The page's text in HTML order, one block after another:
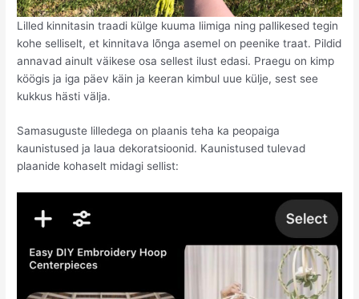
Lilled kinnitasin traadi külge kuuma liimiga ning pallikesed tegin
kohe selliselt, et kinnitava lõnga asemel on peenike traat. Pildid
annavad ainult väikese osa sellest ilust edasi. Praegu on kimp
köögis ja iga päev käin ja keeran kimbul uue külje, sest see
kukkus hästi välja.
Samasuguste lilledega on plaanis teha ka peopaiga
kaunistused ja laua dekoratsioonid. Kaunistused tulevad
plaanide kohaselt midagi sellist: